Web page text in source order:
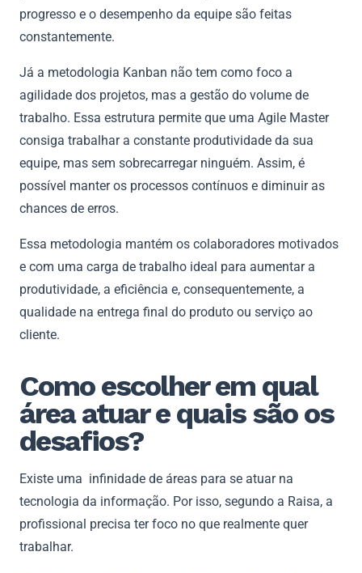
progresso e o desempenho da equipe são feitas
constantemente.
Já a metodologia Kanban não tem como foco a
agilidade dos projetos, mas a gestão do volume de
trabalho. Essa estrutura permite que uma Agile Master
consiga trabalhar a constante produtividade da sua
equipe, mas sem sobrecarregar ninguém. Assim, é
possível manter os processos contínuos e diminuir as
chances de erros.
Essa metodologia mantém os colaboradores motivados
e com uma carga de trabalho ideal para aumentar a
produtividade, a eficiência e, consequentemente, a
qualidade na entrega final do produto ou serviço ao
cliente.
Como escolher em qual
área atuar e quais são os
desafios?
Existe uma infinidade de áreas para se atuar na
tecnologia da informação. Por isso, segundo a Raisa, a
profissional precisa ter foco no que realmente quer
trabalhar.